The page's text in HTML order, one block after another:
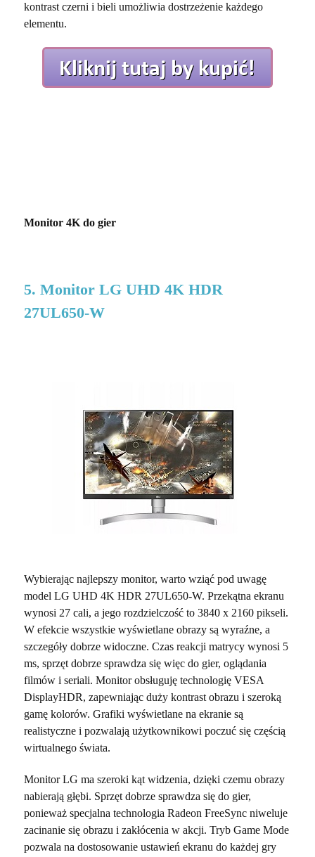
kontrast czerni i bieli umożliwia dostrzeżenie każdego
elementu.
Monitor 4K do gier
5. Monitor LG UHD 4K HDR
27UL650-W
Wybierając najlepszy monitor, warto wziąć pod uwagę
model LG UHD 4K HDR 27UL650-W. Przekątna ekranu
wynosi 27 cali, a jego rozdzielczość to 3840 x 2160 pikseli.
W efekcie wszystkie wyświetlane obrazy są wyraźne, a
szczegóły dobrze widoczne. Czas reakcji matrycy wynosi 5
ms, sprzęt dobrze sprawdza się więc do gier, oglądania
filmów i seriali. Monitor obsługuję technologię VESA
DisplayHDR, zapewniając duży kontrast obrazu i szeroką
gamę kolorów. Grafiki wyświetlane na ekranie są
realistyczne i pozwalają użytkownikowi poczuć się częścią
wirtualnego świata.
Monitor LG ma szeroki kąt widzenia, dzięki czemu obrazy
nabierają głębi. Sprzęt dobrze sprawdza się do gier,
ponieważ specjalna technologia Radeon FreeSync niweluje
zacinanie się obrazu i zakłócenia w akcji. Tryb Game Mode
pozwala na dostosowanie ustawień ekranu do każdej gry